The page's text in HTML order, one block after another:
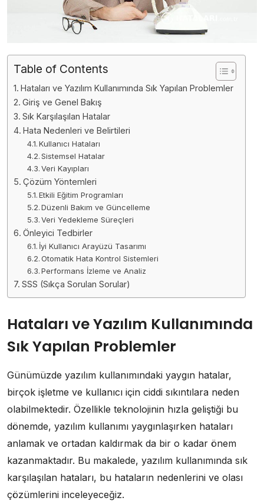
Table of Contents
Hataları ve Yazılım Kullanımında Sık Yapılan Problemler
Giriş ve Genel Bakış
Sık Karşılaşılan Hatalar
Hata Nedenleri ve Belirtileri
Kullanıcı Hataları
Sistemsel Hatalar
Veri Kayıpları
Çözüm Yöntemleri
Etkili Eğitim Programları
Düzenli Bakım ve Güncelleme
Veri Yedekleme Süreçleri
Önleyici Tedbirler
İyi Kullanıcı Arayüzü Tasarımı
Otomatik Hata Kontrol Sistemleri
Performans İzleme ve Analiz
SSS (Sıkça Sorulan Sorular)
Hataları ve Yazılım Kullanımında
Sık Yapılan Problemler
Günümüzde yazılım kullanımındaki yaygın hatalar,
birçok işletme ve kullanıcı için ciddi sıkıntılara neden
olabilmektedir. Özellikle teknolojinin hızla geliştiği bu
dönemde, yazılım kullanımı yaygınlaşırken hataları
anlamak ve ortadan kaldırmak da bir o kadar önem
kazanmaktadır. Bu makalede, yazılım kullanımında sık
karşılaşılan hataları, bu hataların nedenlerini ve olası
çözümlerini inceleyeceğiz.